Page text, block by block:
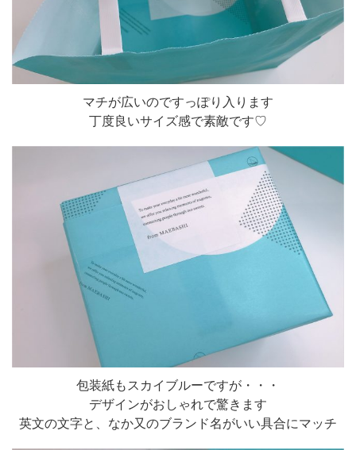
マチが広いのですっぽり入ります
丁度良いサイズ感で素敵です♡
包装紙もスカイブルーですが・・・
デザインがおしゃれで驚きます
英文の文字と、なか又のブランド名がいい具合にマッチ